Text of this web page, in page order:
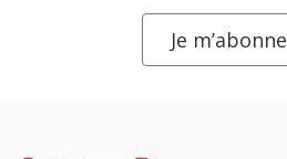
Je m’abonne